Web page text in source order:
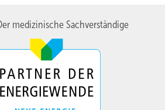
medizinische Sachverständige